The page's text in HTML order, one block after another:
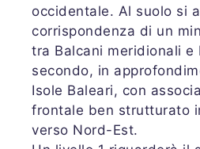
occidentale. Al suolo si
corrispondenza di un
tra Balcani meridionali e
secondo, in
Isole Baleari, con
frontale ben strutturato
verso Nord-Est.